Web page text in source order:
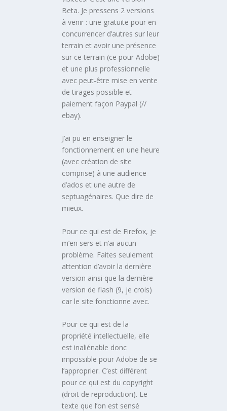
Beta. Je pressens 2 versions
à venir : une gratuite pour en
concurrencer d’autres sur leur
terrain et avoir une présence
sur ce terrain (ce pour Adobe)
et une plus professionnelle
avec peut-être mise en vente
de tirages possible et
paiement façon Paypal (//
ebay).
J’ai pu en enseigner le
fonctionnement en une heure
(avec création de site
comprise) à une audience
d’ados et une autre de
septuagénaires. Que dire de
mieux.
Pour ce qui est de Firefox, je
m’en sers et n’ai aucun
problème. Faites seulement
attention d’avoir la dernière
version ainsi que la dernière
version de flash (9, je crois)
car le site fonctionne avec.
Pour ce qui est de la
propriété intellectuelle, elle
est inaliénable donc
impossible pour Adobe de se
l’approprier. C’est différent
pour ce qui est du copyright
(droit de reproduction). Le
texte que l’on est sensé